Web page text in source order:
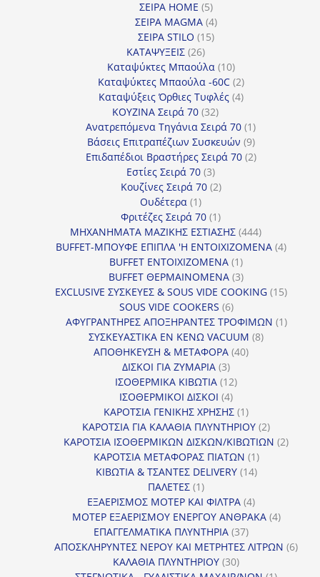
ΣΕΙΡΑ HOME 55
προϊόντα
ΣΕΙΡΑ MAGMA 44
προϊόντα
ΣΕΙΡΑ STILO 1515
ΚΑΤΑΨΥΞΕΙΣ 2626
προϊόντα
Καταψύκτες Μπαούλα 1010
προϊόντα
Καταψύκτες Μπαούλα -60C 22
προϊόντα
Καταψύξεις Όρθιες Τυφλές 44
ΚΟΥΖΙΝΑ Σειρά 70 3232
προϊόντα
Ανατρεπόμενα Τηγάνια Σειρά 70 11
προϊόν
Βάσεις Επιτραπέζιων Συσκευών 99
προϊόντα
Επιδαπέδιοι Βραστήρες Σειρά 70 22
Εστίες Σειρά 70 33
προϊόντα
Κουζίνες Σειρά 70 22
Ουδέτερα 11
προϊόν
Φριτέζες Σειρά 70 11
προϊόν
ΜΗΧΑΝΗΜΑΤΑ ΜΑΖΙΚΗΣ ΕΣΤΙΑΣΗΣ 444444
προϊόντα
BUFFET-ΜΠΟΥΦΕ ΕΠΙΠΛΑ 'Η ΕΝΤΟΙΧΙΖΟΜΕΝΑ 44
BUFFET ΕΝΤΟΙΧΙΖΟΜΕΝΑ 11
προϊόν
BUFFET ΘΕΡΜΑΙΝΟΜΕΝΑ 33
προϊόντα
EXCLUSIVE ΣΥΣΚΕΥΕΣ & SOUS VIDE COOKING 1515
SOUS VIDE COOKERS 66
προϊόντα
ΑΦΥΓΡΑΝΤΗΡΕΣ ΑΠΟΞΗΡΑΝΤΕΣ ΤΡΟΦΙΜΩΝ 11
ΣΥΣΚΕΥΑΣΤΙΚΑ ΕΝ ΚΕΝΩ VACUUM 88
ΑΠΟΘΗΚΕΥΣΗ & ΜΕΤΑΦΟΡΑ 4040
ΔΙΣΚΟΙ ΓΙΑ ΖΥΜΑΡΙΑ 33
προϊόντα
ΙΣΟΘΕΡΜΙΚΑ ΚΙΒΩΤΙΑ 1212
ΙΣΟΘΕΡΜΙΚΟΙ ΔΙΣΚΟΙ 44
προϊόντα
ΚΑΡΟΤΣΙΑ ΓΕΝΙΚΗΣ ΧΡΗΣΗΣ 11
προϊόν
ΚΑΡΟΤΣΙΑ ΓΙΑ ΚΑΛΑΘΙΑ ΠΛΥΝΤΗΡΙΟΥ 22
προϊόντα
ΚΑΡΟΤΣΙΑ ΙΣΟΘΕΡΜΙΚΩΝ ΔΙΣΚΩΝ/ΚΙΒΩΤΙΩΝ 22
ΚΑΡΟΤΣΙΑ ΜΕΤΑΦΟΡΑΣ ΠΙΑΤΩΝ 11
προϊόν
ΚΙΒΩΤΙΑ & ΤΣΑΝΤΕΣ DELIVERY 1414
ΠΑΛΕΤΕΣ 11
προϊόν
ΕΞΑΕΡΙΣΜΟΣ ΜΟΤΕΡ ΚΑΙ ΦΙΛΤΡΑ 44
προϊόντα
ΜΟΤΕΡ ΕΞΑΕΡΙΣΜΟΥ ΕΝΕΡΓΟΥ ΑΝΘΡΑΚΑ 44
ΕΠΑΓΓΕΛΜΑΤΙΚΑ ΠΛΥΝΤΗΡΙΑ 3737
προϊόντα
ΑΠΟΣΚΛΗΡΥΝΤΕΣ ΝΕΡΟΥ ΚΑΙ ΜΕΤΡΗΤΕΣ ΛΙΤΡΩΝ 66
ΚΑΛΑΘΙΑ ΠΛΥΝΤΗΡΙΟΥ 3030